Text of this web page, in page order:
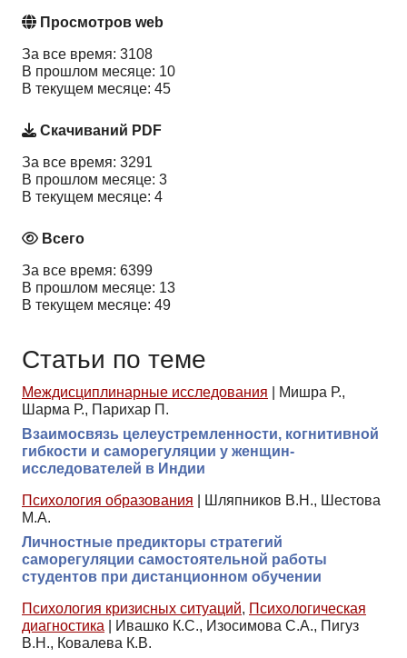
Просмотров web
За все время: 3108
В прошлом месяце: 10
В текущем месяце: 45
Скачиваний PDF
За все время: 3291
В прошлом месяце: 3
В текущем месяце: 4
Всего
За все время: 6399
В прошлом месяце: 13
В текущем месяце: 49
Статьи по теме
Междисциплинарные исследования
Мишра Р.,
Шарма Р., Парихар П.
Взаимосвязь целеустремленности, когнитивной
гибкости и саморегуляции у женщин-
исследователей в Индии
Психология образования
Шляпников В.Н., Шестова
М.А.
Личностные предикторы стратегий
саморегуляции самостоятельной работы
студентов при дистанционном обучении
Психология кризисных ситуаций, Психологическая
диагностика
Ивашко К.С., Изосимова С.А., Пигуз
В.Н., Ковалева К.В.